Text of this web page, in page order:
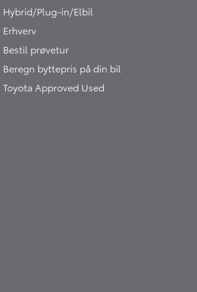
Hybrid/Plug-in/Elbil
Erhverv
Bestil prøvetur
Beregn byttepris på din bil
Toyota Approved Used